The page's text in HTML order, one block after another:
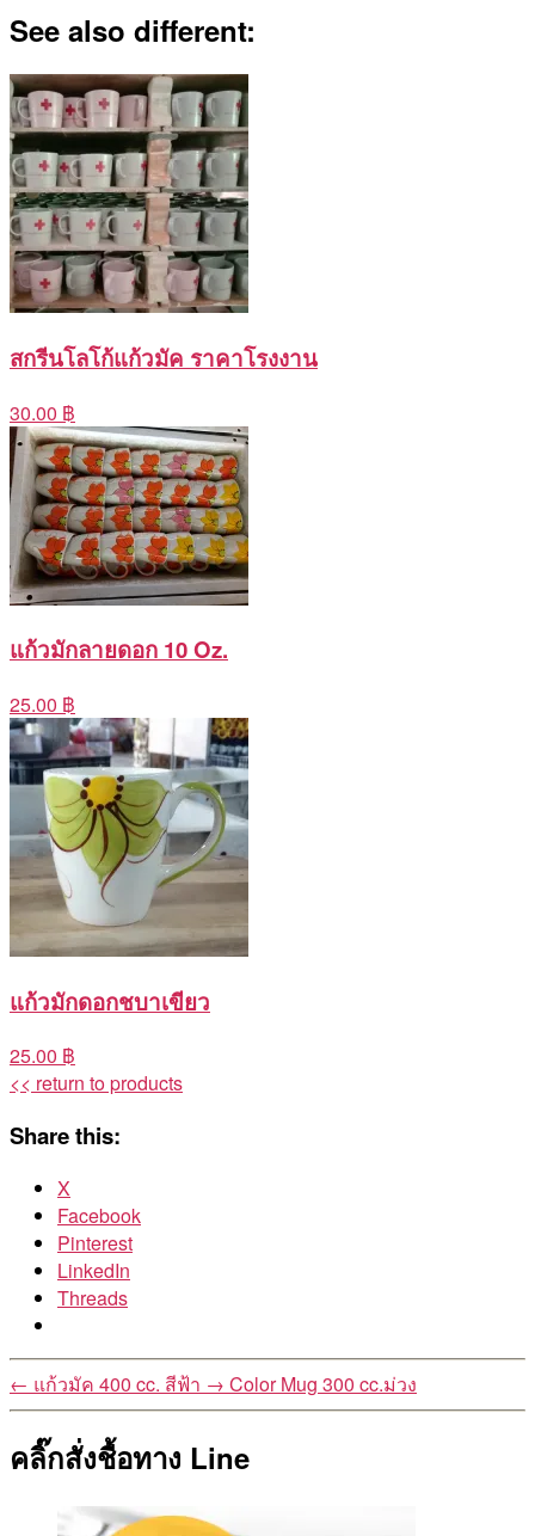
See also different:
สกรีนโลโก้แก้วมัค ราคาโรงงาน
30.00 ฿
แก้วมักลายดอก 10 Oz.
25.00 ฿
แก้วมักดอกชบาเขียว
25.00 ฿
<< return to products
Share this:
X
Facebook
Pinterest
LinkedIn
Threads
← แก้วมัค 400 cc. สีฟ้า → Color Mug 300 cc.ม่วง
คลิ๊กสั่งชื้อทาง Line